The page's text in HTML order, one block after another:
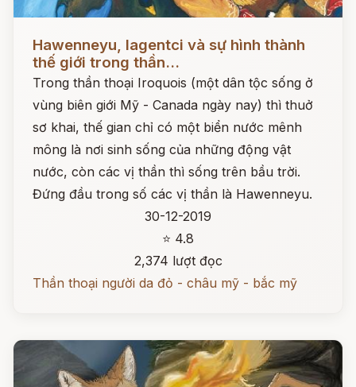
Hawenneyu, Iagentci và sự hình thành
thế giới trong thần...
Trong thần thoại Iroquois (một dân tộc sống ở
vùng biên giới Mỹ - Canada ngày nay) thì thuở
sơ khai, thế gian chỉ có một biển nước mênh
mông là nơi sinh sống của những động vật
nước, còn các vị thần thì sống trên bầu trời.
Đứng đầu trong số các vị thần là Hawenneyu.
30-12-2019
⭐ 4.8
2,374 lượt đọc
Thần thoại người da đỏ - châu mỹ - bắc mỹ